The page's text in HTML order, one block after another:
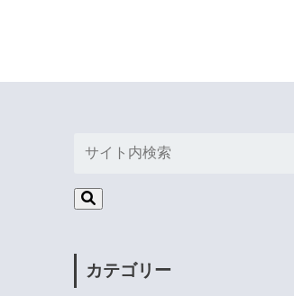
カテゴリー